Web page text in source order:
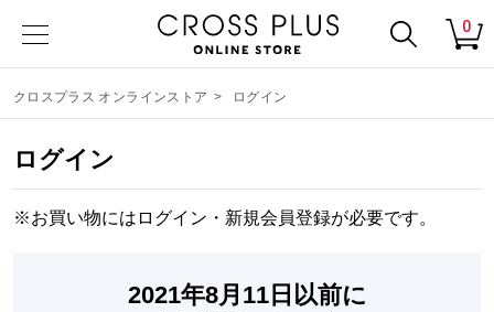
0
クロスプラス オンラインストア > ログイン
ログイン
※お買い物にはログイン・ 新規会員登録が必要です。
2021年8月11日以前に